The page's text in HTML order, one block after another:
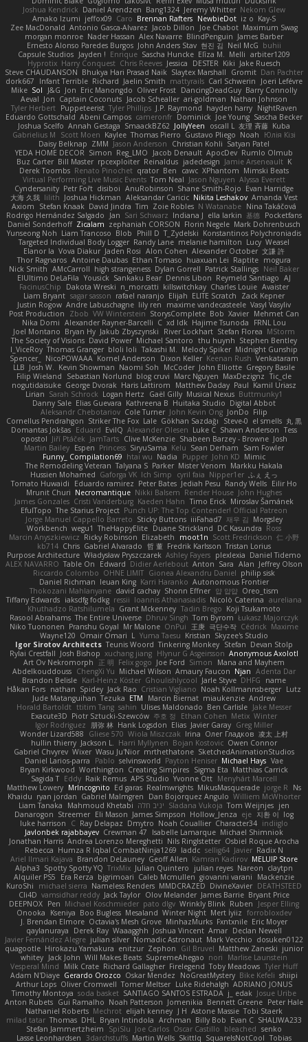
Joshua Kendrick Daniel Arendzen Bang1324 Jeremy Whitter Nekom Glew
Amako Izumi jeffox09 Caro Brennan Rafters NewbieDot iz o Kay-S
Zee MacDonald Antonio Gasca-Alvarez Jacob Dillon Joe Chabot Maximum Swag
morgan monroe Nader Hassan Alex Navarre BlindPenguin James Barber
Ernesto Alonso Paredes Burgos John Anders Stav 현진 김 Neil McG buhii
Capsule Studios Jayden ! Enrique Sascha Huncke Elīza M. Melli arbiter1209
Hyprotix Harry Conquest Chris Reeves Jessica DESTER Kiki Jake Ruesch
Steve CHAUDANSON Bhukya Hari Prasad Naik Slaytex Marshall Gromit Dan Pachter
dork667
Infant Terrible Richard Jaelin Smith mattyrails Carl Schwerin
Joeri Lefévre
Mike Sol J&G Jon Eric Manongdo Oliver Frost DancingDeadGuy Barry Connolly
Aeval Jon Captain Coconuts Jacob Schealler ari-goldman Nathan Johnson
Tyler Herbert Puppeteerist Tyler Phillips J.P. Raymond hayden harry NightRaven
Eduardo Gottschald Abeni Campos cameronfr Dominick Joe Young Sascha Becker
Joshua Scelfo Annah Gestaga SmaackBZ62 JollyYeen oscall L 友理 斉藤 Kuba
Gabrielius M
Scott Moen Kaylee Thomas Pierro Gustavo Pliego Noah
Юлія Кізі
Daisy Belknap ZMM Jason Anderson Christian Kohli Satyan Patel
YEDA HOME DECOR Simon Reg_LMO Jacob Denault ApocDev Rumlo Olmub
Buz Carter Bill Master rpcexploiter Reinaldus jadedesign Jamie Arseneault K
Derek Toombs Renato Pinochet qrator Ben cawc XPhantom Mimski Beats
Virtual Performing Live Music Events Tom Neal Jason Nguyen Alyssa Everett
Cyndersanity Petr Fořt disiboi AnuRobinson Shane Smith-Rojo Evan Harridge
大海 久我 lilith Joshua Hickman Aleksandar Caricic Nikita Leshakov Amanda Vest
Axiom
Stefan Knaak David Jindra Tim Zoie Robles N Watanabe Nina Takáčová
Rodrigo Hernández Salgado
Jan Sari Schwarz Indiana J ella larkin 基德 Pocketfans
Daniel Sonderhoff Zicalam zephaniah CORSON Florin Negele Mark Dohrenbusch
Yunseong Noh Liam Trancoso Blob Phill D T_Zydelski Konstantinos Polychroniadis
Targeted Individual Body Logger Randy Lane melanie hamilton Lucy Weasel
Elanor la Vova Diakur Jaden Rosi Alon Cohen Alexander October 文謙 許
Thor Ragnaros Antoine Daubas Ethan Tomaso huaxuan Lei Raptite mogura
Nick Smith AMcCarroll high strangeness Dylan Gorrell Patrick Stallings Neil Baker
ElUltimo DeLaFila Yousick Sankaku Bear Dennis Libon Reymeld Santiago AJ
FacinusChip
Dakota Wreski n_morcatti killswitchkay Charles Louie Avaister
Liam Bryant sagar sasson rafael naranjo Elijah ELITE Scratch
Zack Kepner
Justin Rogow Andre Labuschagne lily ren maxime vandecasteele Vasyl Vasyliv
Post Production
Zbob VW Winterstein StorysComplete Bob Xavier Mehmet Can
Nika Domi Alexander Rayner-Barcelli C xd Idk Hajime Tsunoda
FRNL Lou
Joel Montano Bryan Hy Jakub Zbyszynski River Lockhart Stefan Florea MStorm
The Society of Visions David Power Michael Santoro thu huynh Stephen Bentley
I_ViceRoy Thomas Granger bloli loli Takashi M. Melody Spiker Midnight Gunship
Spencer_
NicoPOWAAA Kornel Anderson Dixon Keller Keenan Rush Venkataram
LLB Josh W. Kevin Showman Naomi Soh McCoder John Elliotte Gregory Basile
Filip Wieland
Sebastian Norlund blog cruvi Marc Nguyen MaxDezignz Tic_cle
nogutidaisuke George Dvorak Haris Lattirom Matthew Daday Paul Kamil Uriasz
Lirian Sarah Schrock Logan Hertz Gaël Gilly Musical Nexus Buttmunky1
Danny Sale Elias Guevara Kathreena B Huitaka Studio Digital Abbot
Aleksandr Chebotariov Cole Turner John Kevin Ong JonDo Filip
Cornellus Pendrahgon Striker The Fox Lale Gökhan Sazdağı Steve-0 el smells 丸 黒
Domantas Jokšas Eduard EvilQ Alexander Olesen Luke C Shawn Anderson Tess
opostol Jiří Ptáček JamTarts Clive McKenzie Shabeen Barzey - Browne Josh
Martin Bailey Espen Princess SiryuSama Kelu Sean Derham
Sam Fowler
Funny_ Compilation69 htai wu Nadia Pupper John KD Mimic
The Remodeling Veteran Talyana S Parker Mister Venom Markku Hakala
Hussien Mohamed Gaforga VK Ich Simp cyril faia Nipper1er ふぇ えっ
Tomato Huwaidi
Eduardo ramirez Peter Bates Jediah Pesu Randy Wells Eilir Ho
Mrunit Churi Necromantique Nikki Balsem Render House John Hughes
James Gonzales Cristi Vanderburg Kaeden Hahn Timo Erick Miroslav Šamánek
EfulTopo The Starius Project Punch UP: The Top Contender! Official Patreon
Jorge Manuel Cappello Barreto Sticky Buttons iiiFahad7 재우 김 Morgsley
Workbench wegu1 TheHappyElite Duane Strickland DC Kasundra Ross
Marcin Anyszkiewicz Ricky Robinson Elizabeth moot1n Scott Fredrickson 仁 小野
kb714 Chris Gabriel Alvarado 哲 董 Fredrik Karlsson Tristan Lorius
Purpose Architecture Władysław Pryszczarek Ashley Fayers plexlexia Daniel Tidemo
ALEX NAVARRO Table On Edward Didier Aerlebout Anton Sara Alan Jeffrey Olson
Riccardo Colombo OHNE LIMIT Gionea Alexandru Daniel philip sisk
Daniel Richman Ieuan King Karri Haranko Autonomous Frontier
Thokozani Mahlanyane david cachay Shonn Effner 얍 얍얍 Oreo_tism
Tiffany Edwards iaksdfg fodkg ressii Ioannis Athanasiadis Nicolò Caterina aureliana
Khuthadzo Ratshilumela Grant Mckenney Tadin Brego Koji Tsukamoto
Rasool Abrahams The Entire Universe Dhruv Singh Tom Byrom Łukasz Majorczyk
Niko Tuononen Pranshu Goyal Mr Malone OnPui 王庚 극단수작 Cédrick Maxime
Wayne120 Omair Omari L Yuma Taesu Kristian Skyzee's Studio
Igor Sirotov Architects Teunis Woord Tinkering Monkey Stefan Devan Stolp
Rylai Crestfall Josh Bishop xuchang jiang Hlynur G Asgeirsson Anonymous Axolotl
Art Ov Nekromorph
正 明 Felix gogo Joe Ford Simon
Mana and Mayhem
Abdelkouddouss ChengXi Yu Michael Wilson Amaury Faucon Njan Adenta Dar
Brandon Belisle Karl-Heinz Köster Ghoulishlycool Jarle Styve DHFG
name
Håkan Fors nathan Spidey Jack Rao Cristian Vigliano Noah Kollmannsberger Lutz
Jude Matanguihan Tezuka ETM Marcin Biernat miaukenzie Andrew
Horald Bartoldt ttitim Tang sahin Ulises Maldonado Ben Carlisle Jake Messer
Exacute3D Piotr Sztucki-Szewców 주호 정 Ethan Cohen Metix Winter
Igor Rodriguez
朋弥 林 Hank Logsdon Elias Javier Garay Greg Miller
Wonder Lizard588
Gliese 570 Wiola Miszczak Irina Олег Гладков 凌太 上村
hullin thierry Jackson L. Harri Myllynen Bojan Kostovic Owen Connor
Gabriel Chvyrev Wixer Wasu Ju'Nior mrthethatone SketchedAnimationStudios
Daniel Larios-parra
Pablo selvinsworld Payton Heniser Michael Hays Vae
Bryan Kirkwood Worthington Creating Simpires Sigma Eta Matthias Carrick
Sagida T Eddy Raik Remus APS Studio Yvonne Ott Menyhárt Marcell
Matthew Lowery MrIncognito Ed garas Realmwrights MikusMasquerade jorge R
Ns
Khaidu ryan jordan Gabriel Malmgren Dan Bojorquez Angulo Williem McWhorter
Liam Tanaka
Mahmoud Khetabi יניב חלה Sladana Vukoja Tom Weijnjes jen
Danarogon Streemer Eli Mason James Simpson Hollow_Jenza eje 지환 이 log
luke harrison
C Ray Delapaz Dmytro Noah Couallier Character34 indiiglo
Javlonbek rajabbayev Crewman 47 Isabelle Lamarque Michael Shimniok
Jonathan Harris Andrea Lorenzo Mereghetti Nils Ringlstetter Osbiel Roque Arocha
Rebecca Humza R Iqbal CombatNinja1269 laddc sellig64 Javier Radix N
Ariel Ilmari Kajava Brandon DeLauney Geoff Allen Kamran Kadirov MELUIP Store
Alpha3 Spotty Spotty YQ TrixMix Julian Quintero julian reyes Nareon claytpn
Alquiler PS5
Era Rerza bjgrimoari Caleb Mcmullen giovanni varani
Mackenzie
KuroShi
michael sierra Nameless Renders MMDCRAZED DivineXavier DEATHSTEED
Cli4D vamsidhar reddy Jack Taylor Olov Melander James Barrie Bryant Price
DEEPNOX Pen Michael Koschmieder pato dlgv Wrinkly Blink Ruben
Jesper Elling
Onooka
Kseniya Boo Bugless Mesaland Winter Night Mert İyiiz forrobloxdev
J. Brendan Elmore Octavia's Mesh Grove MinhazMurks Fxntxnile Eric Moyer
qaylanuraya
Derek Ray Waaagghh Joshua Vincent Amar Declan Newell
Javier Fernández Alegre julian silver Nomadic Astronaut Mark Vecchio dosuken0122
quagootle Hirokazu Yamakura enitzur Zephon Gil Bruvel Matthew Zaneski junior
whitey Jack John Will Makes Beats SupremeAhegao nori
Marlise Launstein
Vesperal Mind
Milk Crate Richard Gallagher Firelegend Toby Meadows Tyler Huff
Adam N'Diaye Gerardo Orozco Oskar Mendez NoGreatMystery Bike Kefeli shiipi
Arthur Lops Oliver Cromwell Tomer Meltser Luke Ridehalgh ADRIANO JONUS
Timothy Montoya soda basket SANTIAGO SANTOS ESTRADA j_ edak Josue Uribe
Anton Rubets Gui Ramalho Noah Patterson Jomenikia Bennett Greene Peter Hale
Nathaniel Roberts Mechrot elijah kenney J H Astone Massie Tobi Staerk
milad tatar Thomas DHL Bryan Intindola Archman Billy Bob Evan C SHALIWA233
Stefan Jammertzheim
SpiSlu Joe Carlos Oscar Castillo bleached senko
Lasse Leonhardsen 3darchstuffs Martin Wells Skittlq SquareIsNotCool Tobias